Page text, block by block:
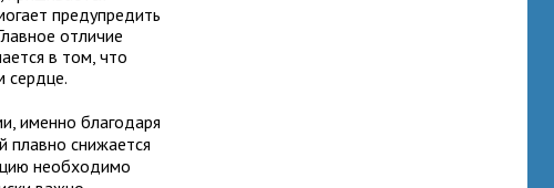
предупредить
отличие
в том, что
сердце.
именно благодаря
плавно снижается
необходимо